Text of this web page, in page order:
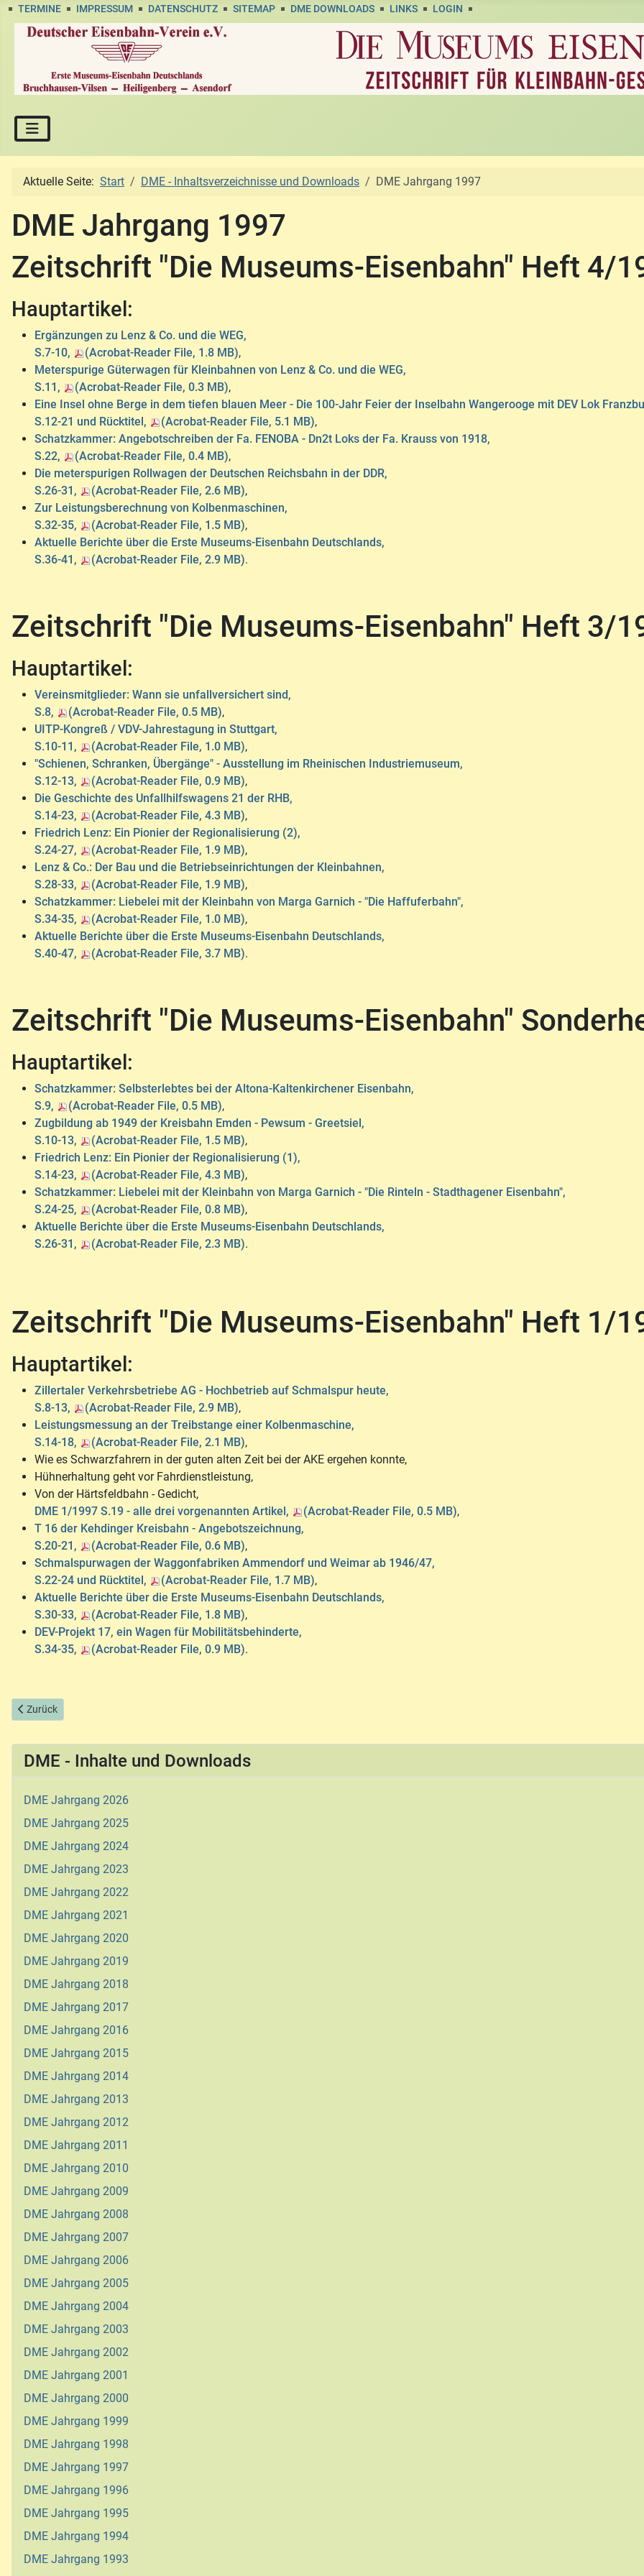
TERMINE IMPRESSUM DATENSCHUTZ SITEMAP DME DOWNLOADS LINKS LOGIN
DME - Inhalte und Downloads
DME Jahrgang 2026
DME Jahrgang 2025
DME Jahrgang 2024
DME Jahrgang 2023
DME Jahrgang 2022
DME Jahrgang 2021
DME Jahrgang 2020
DME Jahrgang 2019
DME Jahrgang 2018
DME Jahrgang 2017
DME Jahrgang 2016
DME Jahrgang 2015
DME Jahrgang 2014
DME Jahrgang 2013
DME Jahrgang 2012
DME Jahrgang 2011
DME Jahrgang 2010
DME Jahrgang 2009
DME Jahrgang 2008
DME Jahrgang 2007
DME Jahrgang 2006
DME Jahrgang 2005
DME Jahrgang 2004
DME Jahrgang 2003
DME Jahrgang 2002
DME Jahrgang 2001
DME Jahrgang 2000
DME Jahrgang 1999
DME Jahrgang 1998
DME Jahrgang 1997
DME Jahrgang 1996
DME Jahrgang 1995
DME Jahrgang 1994
DME Jahrgang 1993
Aktuelle Seite: Start DME - Inhaltsverzeichnisse und Downloads DME Jahrgang 1997
DME Jahrgang 1997
Zeitschrift "Die Museums-Eisenbahn" Heft 4/
Hauptartikel:
Ergänzungen zu Lenz & Co. und die WEG,
S.7-10,
(Acrobat-Reader File, 1.8 MB),
Meterspurige Güterwagen für Kleinbahnen von Lenz & Co. und die WEG,
S.11,
(Acrobat-Reader File, 0.3 MB),
Eine Insel ohne Berge in dem tiefen blauen Meer - Die 100-Jahr Feier der Inselbahn Wangerooge mit DEV Lok
S.12-21 und Rücktitel,
(Acrobat-Reader File, 5.1 MB),
Schatzkammer: Angebotschreiben der Fa. FENOBA - Dn2t Loks der Fa. Krauss von 1918,
S.22,
(Acrobat-Reader File, 0.4 MB),
Die meterspurigen Rollwagen der Deutschen Reichsbahn in der DDR,
S.26-31,
(Acrobat-Reader File, 2.6 MB),
Zur Leistungsberechnung von Kolbenmaschinen,
S.32-35,
(Acrobat-Reader File, 1.5 MB),
Aktuelle Berichte über die Erste Museums-Eisenbahn Deutschlands,
S.36-41,
(Acrobat-Reader File, 2.9 MB).
Zeitschrift "Die Museums-Eisenbahn" Heft 3/
Hauptartikel:
Vereinsmitglieder: Wann sie unfallversichert sind,
S.8,
(Acrobat-Reader File, 0.5 MB),
UITP-Kongreß / VDV-Jahrestagung in Stuttgart,
S.10-11,
(Acrobat-Reader File, 1.0 MB),
"Schienen, Schranken, Übergänge" - Ausstellung im Rheinischen Industriemuseum,
S.12-13,
(Acrobat-Reader File, 0.9 MB),
Die Geschichte des Unfallhilfswagens 21 der RHB,
S.14-23,
(Acrobat-Reader File, 4.3 MB),
Friedrich Lenz: Ein Pionier der Regionalisierung (2),
S.24-27,
(Acrobat-Reader File, 1.9 MB),
Lenz & Co.: Der Bau und die Betriebseinrichtungen der Kleinbahnen,
S.28-33,
(Acrobat-Reader File, 1.9 MB),
Schatzkammer: Liebelei mit der Kleinbahn von Marga Garnich - "Die Haffuferbahn",
S.34-35,
(Acrobat-Reader File, 1.0 MB),
Aktuelle Berichte über die Erste Museums-Eisenbahn Deutschlands,
S.40-47,
(Acrobat-Reader File, 3.7 MB).
Zeitschrift "Die Museums-Eisenbahn"
Hauptartikel:
Schatzkammer: Selbsterlebtes bei der Altona-Kaltenkirchener Eisenbahn,
S.9,
(Acrobat-Reader File, 0.5 MB),
Zugbildung ab 1949 der Kreisbahn Emden - Pewsum - Greetsiel,
S.10-13,
(Acrobat-Reader File, 1.5 MB),
Friedrich Lenz: Ein Pionier der Regionalisierung (1),
S.14-23,
(Acrobat-Reader File, 4.3 MB),
Schatzkammer: Liebelei mit der Kleinbahn von Marga Garnich - "Die Rinteln - Stadthagener Eisenbahn",
S.24-25,
(Acrobat-Reader File, 0.8 MB),
Aktuelle Berichte über die Erste Museums-Eisenbahn Deutschlands,
S.26-31,
(Acrobat-Reader File, 2.3 MB).
Zeitschrift "Die Museums-Eisenbahn" Heft 1/
Hauptartikel:
Zillertaler Verkehrsbetriebe AG - Hochbetrieb auf Schmalspur heute,
S.8-13,
(Acrobat-Reader File, 2.9 MB),
Leistungsmessung an der Treibstange einer Kolbenmaschine,
S.14-18,
(Acrobat-Reader File, 2.1 MB),
Wie es Schwarzfahrern in der guten alten Zeit bei der AKE ergehen konnte,
Hühnerhaltung geht vor Fahrdienstleistung,
Von der Härtsfeldbahn - Gedicht,
DME 1/1997 S.19 - alle drei vorgenannten Artikel,
(Acrobat-Reader File, 0.5 MB),
T 16 der Kehdinger Kreisbahn - Angebotszeichnung,
S.20-21,
(Acrobat-Reader File, 0.6 MB),
Schmalspurwagen der Waggonfabriken Ammendorf und Weimar ab 1946/47,
S.22-24 und Rücktitel,
(Acrobat-Reader File, 1.7 MB),
Aktuelle Berichte über die Erste Museums-Eisenbahn Deutschlands,
S.30-33,
(Acrobat-Reader File, 1.8 MB),
DEV-Projekt 17, ein Wagen für Mobilitätsbehinderte,
S.34-35,
(Acrobat-Reader File, 0.9 MB).
Vorheriger Beitrag: DME Jahrgang 1998
Zurück